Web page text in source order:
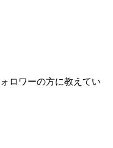
ロワーの方に教えてい